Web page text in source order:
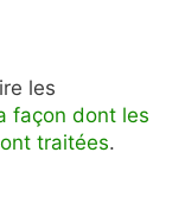
les
façon dont les
traitées.